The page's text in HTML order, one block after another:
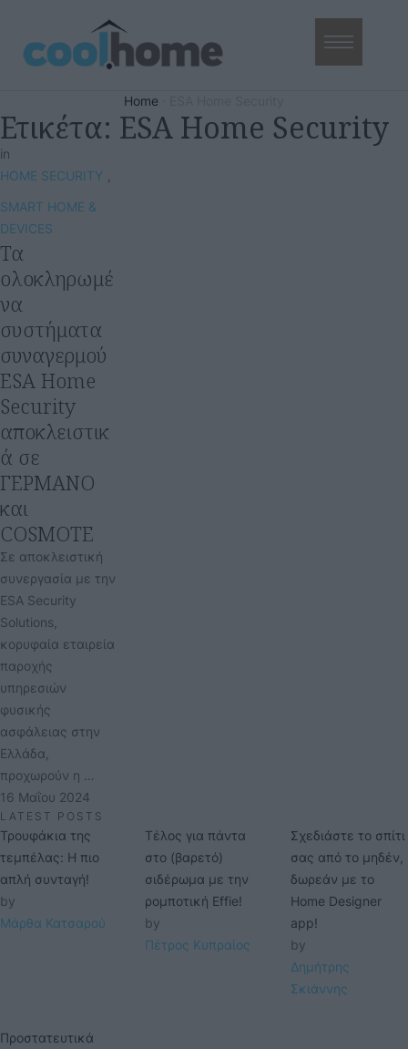
Home
Ετικέτα: ESA Home Security
in
HOME SECURITY
SMART HOME &
DEVICES
Τα
ολοκληρωμέ
να
συστήματα
συναγερμού
ESA Home
Security
αποκλειστικ
ά σε
ΓΕΡΜΑΝΟ
και
COSMOTE
Σε αποκλειστική
συνεργασία με την
ESA Security
Solutions,
κορυφαία εταιρεία
παροχής
υπηρεσιών
φυσικής
ασφάλειας στην
Ελλάδα,
προχωρούν η …
16 Μαΐου 2024
LATEST POSTS
Τρουφάκια της
τεμπέλας: Η πιο
απλή συνταγή!
by
Μάρθα Κατσαρού
Τέλος για πάντα
στο (βαρετό)
σιδέρωμα με την
ρομποτική Effie!
by
Πέτρος Κυπραίος
Σχεδιάστε το σπίτι
σας από το μηδέν,
δωρεάν με το
Home Designer
app!
by
Δημήτρης
Σκιάννης
Προστατευτικά